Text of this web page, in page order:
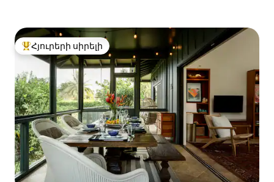
Հյուրերի սիրելի լավագույն տները
Հյուրերի սիրելի